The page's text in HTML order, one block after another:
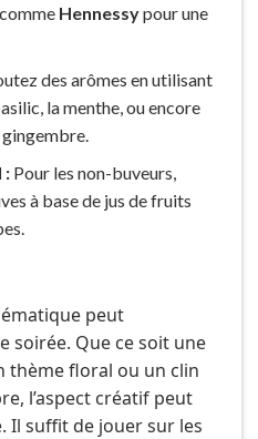
Hennessypour une
des arômes en utilisant
la menthe, ou encore
:Pour les non-buveurs,
à base de jus de fruits
peut
soirée. Que ce soit une
thème floral ou un clin
l’aspect créatif peut
Il suffit de jouer sur les